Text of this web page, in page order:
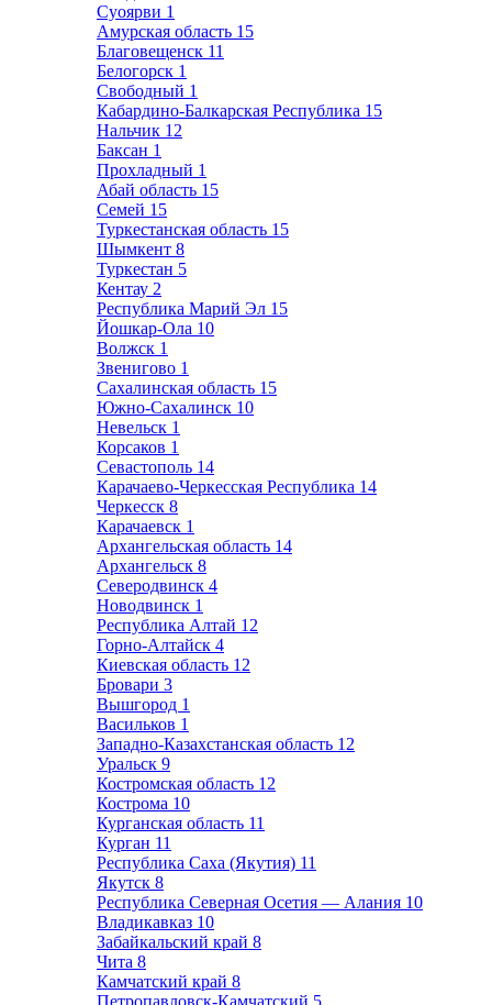
Суоярви 1
Амурская область 15
Благовещенск 11
Белогорск 1
Свободный 1
Кабардино-Балкарская Республика 15
Нальчик 12
Баксан 1
Прохладный 1
Абай область 15
Семей 15
Туркестанская область 15
Шымкент 8
Туркестан 5
Кентау 2
Республика Марий Эл 15
Йошкар-Ола 10
Волжск 1
Звенигово 1
Сахалинская область 15
Южно-Сахалинск 10
Невельск 1
Корсаков 1
Севастополь 14
Карачаево-Черкесская Республика 14
Черкесск 8
Карачаевск 1
Архангельская область 14
Архангельск 8
Северодвинск 4
Новодвинск 1
Республика Алтай 12
Горно-Алтайск 4
Киевская область 12
Бровари 3
Вышгород 1
Васильков 1
Западно-Казахстанская область 12
Уральск 9
Костромская область 12
Кострома 10
Курганская область 11
Курган 11
Республика Саха (Якутия) 11
Якутск 8
Республика Северная Осетия — Алания 10
Владикавказ 10
Забайкальский край 8
Чита 8
Камчатский край 8
Петропавловск-Камчатский 5